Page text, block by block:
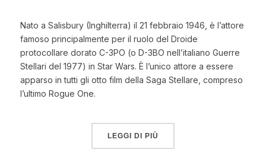
Nato a Salisbury (Inghilterra) il 21 febbraio 1946, è l’attore
famoso principalmente per il ruolo del Droide
protocollare dorato C-3PO (o D-3BO nell’italiano Guerre
Stellari del 1977) in Star Wars. È l’unico attore a essere
apparso in tutti gli otto film della Saga Stellare, compreso
l’ultimo Rogue One.
LEGGI DI PIÙ